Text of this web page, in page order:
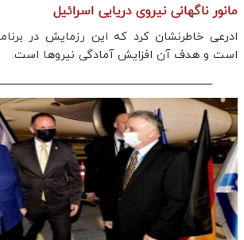
مانور ناگهانی نیروی دریایی اسرائیل
ادرعی خاطرنشان کرد که این رزمایش در
است و هدف آن افزایش آمادگی نیرو‌ها است.